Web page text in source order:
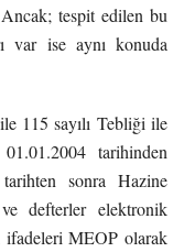
tespit edilen bu
var ise aynı konuda
ile 115 sayılı Tebliği ile
tarihinden
sonra Hazine
defterler elektronik
ifadeleri MEOP olarak